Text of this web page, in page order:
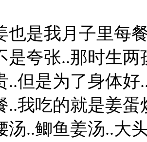
也是我月子里每
是夸张..那时生
..但是为了身体
..我吃的就是姜
汤..鲫鱼姜汤..大